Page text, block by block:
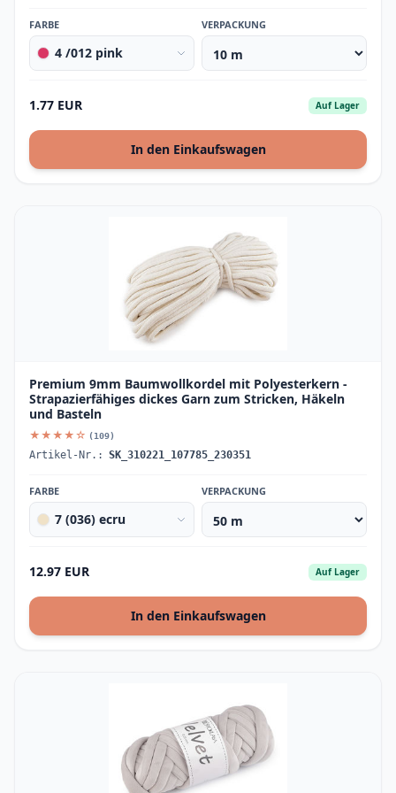
FARBE
4 /012 pink
VERPACKUNG
1.77 EUR Auf Lager
In den Einkaufswagen
Premium 9mm Baumwollkordel mit Polyesterkern -
Strapazierfähiges dickes Garn zum Stricken, Häkeln
und Basteln
★★★★☆ (109)
Artikel-Nr.: SK_310221_107785_230351
FARBE
7 (036) ecru
VERPACKUNG
12.97 EUR Auf Lager
In den Einkaufswagen